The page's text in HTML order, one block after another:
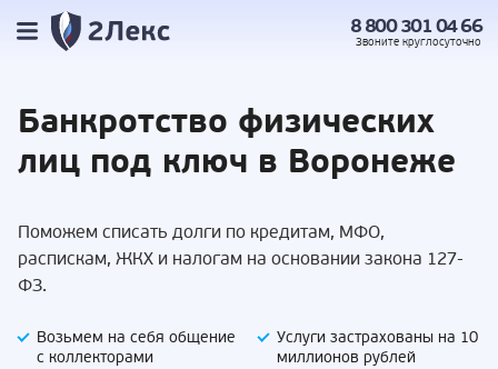
8 800 301 04 66
Звоните круглосуточно
Банкротство физических
лиц под ключ в Воронеже
Поможем списать долги по кредитам, МФО,
распискам, ЖКХ и налогам на основании закона 127-
ФЗ.
Возьмем на себя общение
с коллекторами
Услуги застрахованы на 10
миллионов рублей